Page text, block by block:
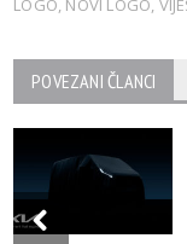
LOGO, NOVI LOGO,
POVEZANI ČLANCI